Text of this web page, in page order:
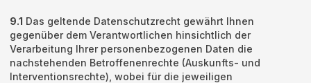
9.1 Das geltende Datenschutzrecht gewährt Ihnen
gegenüber dem Verantwortlichen hinsichtlich der
Verarbeitung Ihrer personenbezogenen Daten die
nachstehenden Betroffenenrechte (Auskunfts- und
Interventionsrechte), wobei für die jeweiligen